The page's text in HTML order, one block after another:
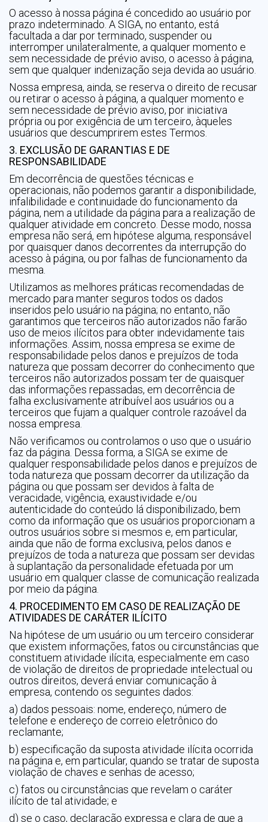
O acesso à nossa página é concedido ao usuário por
prazo indeterminado. A SIGA, no entanto, está
facultada a dar por terminado, suspender ou
interromper unilateralmente, a qualquer momento e
sem necessidade de prévio aviso, o acesso à página,
sem que qualquer indenização seja devida ao usuário.
Nossa empresa, ainda, se reserva o direito de recusar
ou retirar o acesso à página, a qualquer momento e
sem necessidade de prévio aviso, por iniciativa
própria ou por exigência de um terceiro, àqueles
usuários que descumprirem estes Termos.
3. EXCLUSÃO DE GARANTIAS E DE
RESPONSABILIDADE
Em decorrência de questões técnicas e
operacionais, não podemos garantir a disponibilidade,
infalibilidade e continuidade do funcionamento da
página, nem a utilidade da página para a realização de
qualquer atividade em concreto. Desse modo, nossa
empresa não será, em hipótese alguma, responsável
por quaisquer danos decorrentes da interrupção do
acesso à página, ou por falhas de funcionamento da
mesma.
Utilizamos as melhores práticas recomendadas de
mercado para manter seguros todos os dados
inseridos pelo usuário na página; no entanto, não
garantimos que terceiros não autorizados não farão
uso de meios ilícitos para obter indevidamente tais
informações. Assim, nossa empresa se exime de
responsabilidade pelos danos e prejuízos de toda
natureza que possam decorrer do conhecimento que
terceiros não autorizados possam ter de quaisquer
das informações repassadas, em decorrência de
falha exclusivamente atribuível aos usuários ou a
terceiros que fujam a qualquer controle razoável da
nossa empresa.
Não verificamos ou controlamos o uso que o usuário
faz da página. Dessa forma, a SIGA se exime de
qualquer responsabilidade pelos danos e prejuízos de
toda natureza que possam decorrer da utilização da
página ou que possam ser devidos à falta de
veracidade, vigência, exaustividade e/ou
autenticidade do conteúdo lá disponibilizado, bem
como da informação que os usuários proporcionam a
outros usuários sobre si mesmos e, em particular,
ainda que não de forma exclusiva, pelos danos e
prejuízos de toda a natureza que possam ser devidas
à suplantação da personalidade efetuada por um
usuário em qualquer classe de comunicação realizada
por meio da página.
4. PROCEDIMENTO EM CASO DE REALIZAÇÃO DE
ATIVIDADES DE CARÁTER ILÍCITO
Na hipótese de um usuário ou um terceiro considerar
que existem informações, fatos ou circunstâncias que
constituem atividade ilícita, especialmente em caso
de violação de direitos de propriedade intelectual ou
outros direitos, deverá enviar comunicação à
empresa, contendo os seguintes dados:
a) dados pessoais: nome, endereço, número de
telefone e endereço de correio eletrônico do
reclamante;
b) especificação da suposta atividade ilícita ocorrida
na página e, em particular, quando se tratar de suposta
violação de chaves e senhas de acesso;
c) fatos ou circunstâncias que revelam o caráter
ilícito de tal atividade; e
d) se o caso, declaração expressa e clara de que a